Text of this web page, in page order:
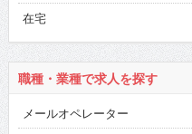
在宅
職種・業種で求人を探す
メールオペレーター